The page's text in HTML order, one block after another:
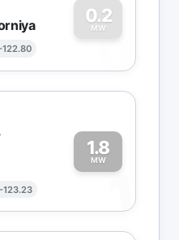
0.2
MW
0
123.23
1.8
MW
1